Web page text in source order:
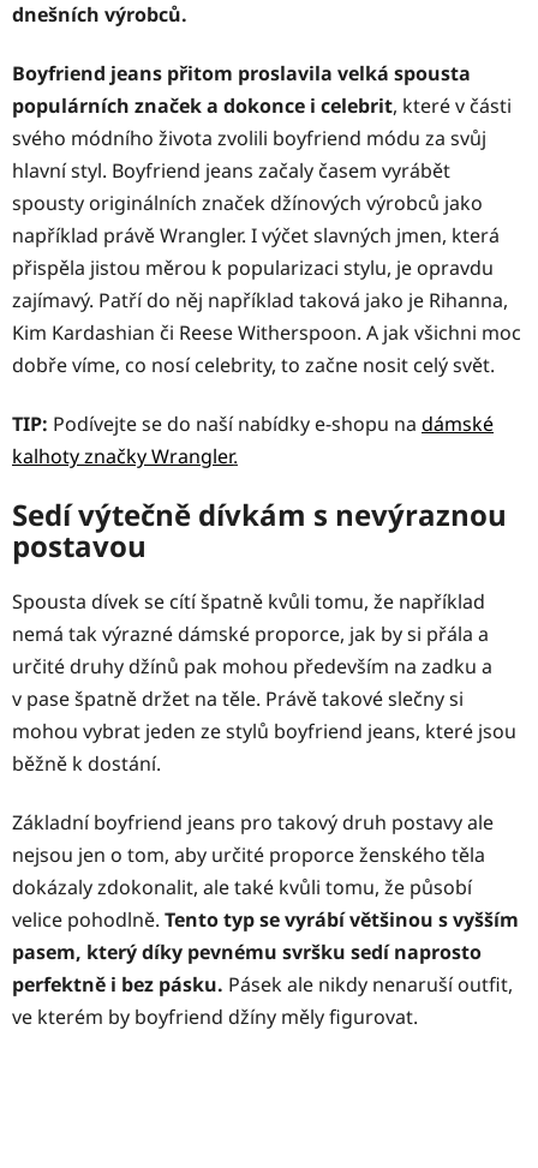
dnešních výrobců.
Boyfriend jeans přitom proslavila velká spousta
populárních značek a dokonce i celebrit, které v části
svého módního života zvolili boyfriend módu za svůj
hlavní styl. Boyfriend jeans začaly časem vyrábět
spousty originálních značek džínových výrobců jako
například právě Wrangler. I výčet slavných jmen, která
přispěla jistou měrou k popularizaci stylu, je opravdu
zajímavý. Patří do něj například taková jako je Rihanna,
Kim Kardashian či Reese Witherspoon. A jak všichni moc
dobře víme, co nosí celebrity, to začne nosit celý svět.
TIP: Podívejte se do naší nabídky e-shopu na dámské
kalhoty značky Wrangler.
Sedí výtečně dívkám s nevýraznou
postavou
Spousta dívek se cítí špatně kvůli tomu, že například
nemá tak výrazné dámské proporce, jak by si přála a
určité druhy džínů pak mohou především na zadku a
v pase špatně držet na těle. Právě takové slečny si
mohou vybrat jeden ze stylů boyfriend jeans, které jsou
běžně k dostání.
Základní boyfriend jeans pro takový druh postavy ale
nejsou jen o tom, aby určité proporce ženského těla
dokázaly zdokonalit, ale také kvůli tomu, že působí
velice pohodlně. Tento typ se vyrábí většinou s vyšším
pasem, který díky pevnému svršku sedí naprosto
perfektně i bez pásku. Pásek ale nikdy nenaruší outfit,
ve kterém by boyfriend džíny měly figurovat.